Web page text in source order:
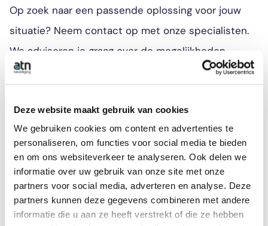
Deze website maakt gebruik van cookies
We gebruiken cookies om content en advertenties te
personaliseren, om functies voor social media te bieden
en om ons websiteverkeer te analyseren. Ook delen we
informatie over uw gebruik van onze site met onze
partners voor social media, adverteren en analyse. Deze
partners kunnen deze gegevens combineren met andere
informatie die u aan ze heeft verstrekt of die ze hebben
Op zoek naar een passende oplossing voor jouw
situatie? Neem contact op met onze specialisten.
We adviseren je graag over de mogelijkheden.